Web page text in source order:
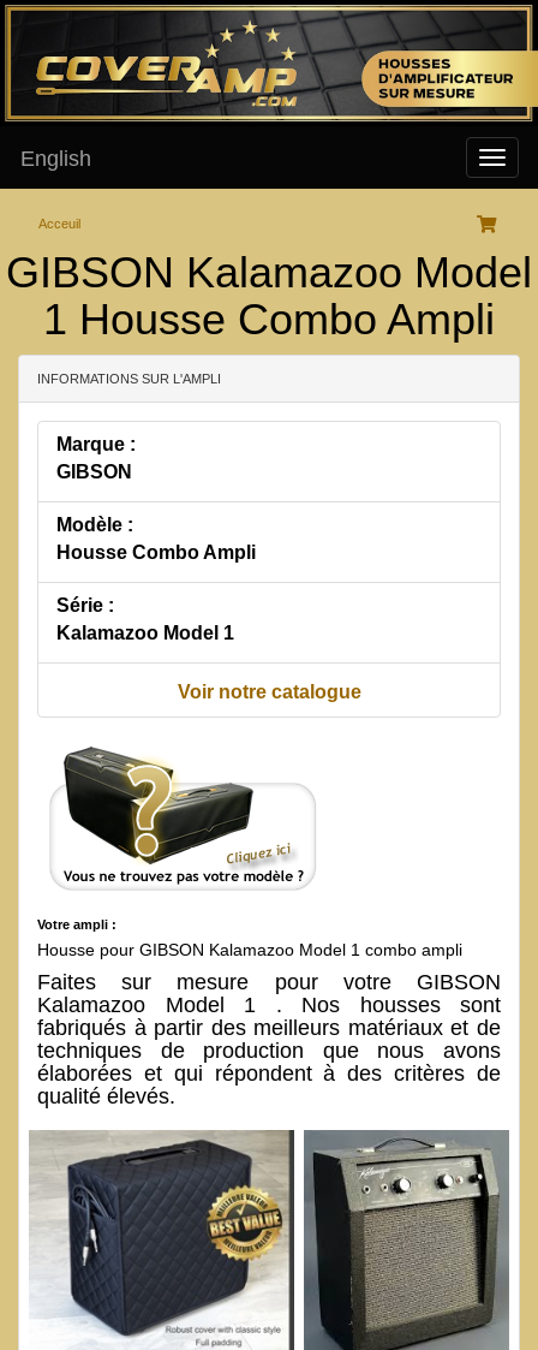
English
Acceuil
GIBSON Kalamazoo Model
1 Housse Combo Ampli
INFORMATIONS SUR L'AMPLI
Marque :
GIBSON
Modèle :
Housse Combo Ampli
Série :
Kalamazoo Model 1
Voir notre catalogue
Votre ampli :
Housse pour GIBSON Kalamazoo Model 1 combo ampli
Faites sur mesure pour votre GIBSON
Kalamazoo Model 1 . Nos housses sont
fabriqués à partir des meilleurs matériaux et de
techniques de production que nous avons
élaborées et qui répondent à des critères de
qualité élevés.